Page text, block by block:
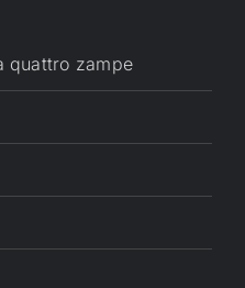
quattro zampe